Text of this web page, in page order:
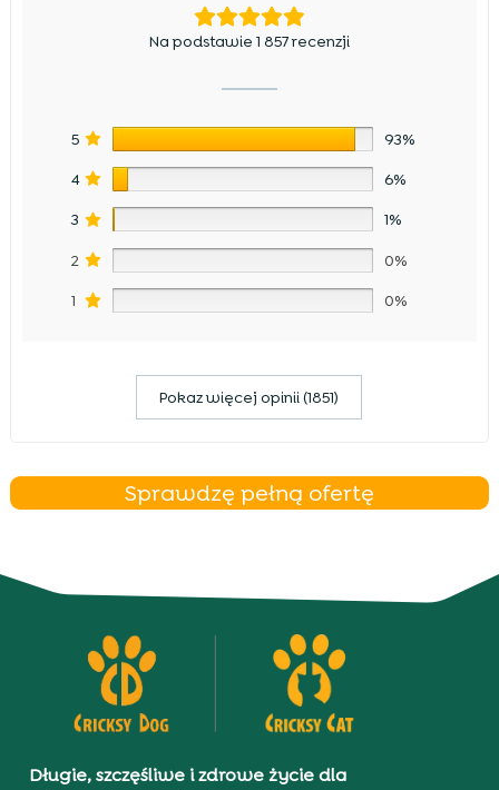
Na podstawie 1 857 recenzji
5 93%
4 6%
3 1%
2 0%
1 0%
Pokaz więcej opinii (1851)
Sprawdzę pełną ofertę
Długie, szczęśliwe i zdrowe życie dla